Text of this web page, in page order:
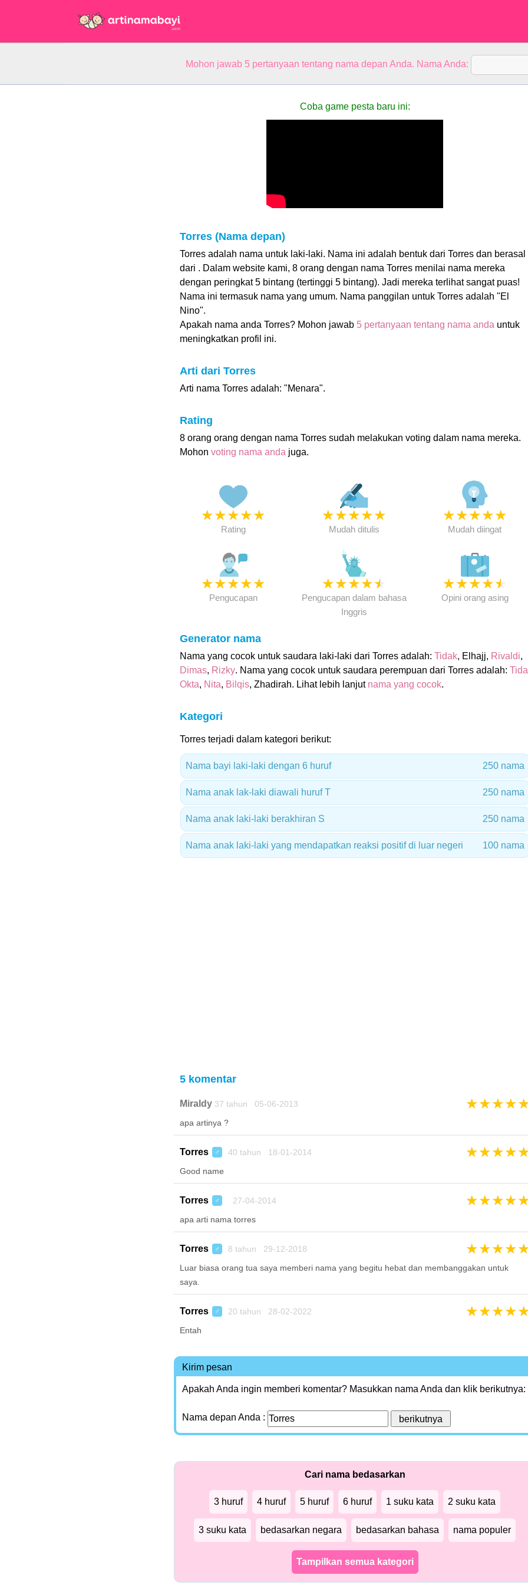
Mohon jawab 5 pertanyaan tentang nama depan Anda. Nama Anda:
Coba game pesta baru ini:
Torres (Nama depan)
Torres adalah nama untuk laki-laki. Nama ini adalah bentuk dari Torres dan berasal
dari . Dalam website kami, 8 orang dengan nama Torres menilai nama mereka
dengan peringkat 5 bintang (tertinggi 5 bintang). Jadi mereka terlihat sangat puas!
Nama ini termasuk nama yang umum. Nama panggilan untuk Torres adalah "El
Nino".
Apakah nama anda Torres? Mohon jawab 5 pertanyaan tentang nama anda untuk
meningkatkan profil ini.
Arti dari Torres
Arti nama Torres adalah: "Menara".
Rating
8 orang orang dengan nama Torres sudah melakukan voting dalam nama mereka.
Mohon voting nama anda juga.
★★★★★
Rating
★★★★★
Mudah ditulis
★★★★★
Mudah diingat
★★★★★
Pengucapan
★★★★★
Pengucapan dalam bahasa
Inggris
★★★★★
Opini orang asing
Generator nama
Nama yang cocok untuk saudara laki-laki dari Torres adalah: Tidak, Elhajj, Rivaldi,
Dimas, Rizky. Nama yang cocok untuk saudara perempuan dari Torres adalah:
Okta, Nita, Bilqis, Zhadirah. Lihat lebih lanjut nama yang cocok.
Kategori
Torres terjadi dalam kategori berikut:
Nama bayi laki-laki dengan 6 huruf 250 nama
Nama anak lak-laki diawali huruf T 250 nama
Nama anak laki-laki berakhiran S 250 nama
Nama anak laki-laki yang mendapatkan reaksi positif di luar negeri 100 nama
5 komentar
Miraldy37 tahun 05-06-2013 ★★★★
apa artinya ?
Torres ♂ 40 tahun 18-01-2014 ★★★★
Good name
Torres ♂ 27-04-2014 ★★★★
apa arti nama torres
Torres ♂ 8 tahun 29-12-2018 ★★★★
Luar biasa orang tua saya memberi nama yang begitu hebat dan membanggakan untuk
saya.
Torres ♂ 20 tahun 28-02-2022 ★★★★
Entah
Kirim pesan
Apakah Anda ingin memberi komentar? Masukkan nama Anda dan klik berikutnya:
Nama depan Anda :
Cari nama bedasarkan
3 huruf 4 huruf 5 huruf 6 huruf 1 suku kata 2 suku kata
3 suku kata bedasarkan negara bedasarkan bahasa nama populer
Tampilkan semua kategori